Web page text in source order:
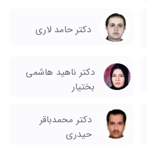
دکتر حامد لاری
دکتر ناهید هاشمی
بختیار
دکتر محمدباقر
حیدری